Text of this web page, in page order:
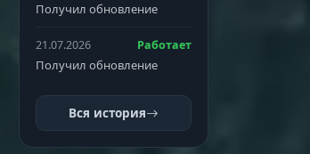
Получил обновление
21.07.2026 Работает
Получил обновление
Вся история